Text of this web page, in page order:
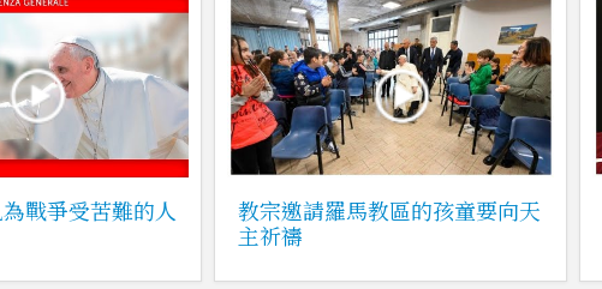
戰爭受苦難的人
教宗邀請羅馬教區的孩童要向天
主祈禱